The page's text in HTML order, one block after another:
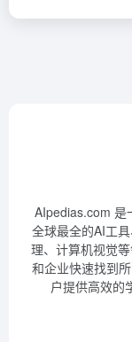
AIpedias.com 是
全球最全的AI工
理、计算机视觉
和企业快速找到
户提供高效的